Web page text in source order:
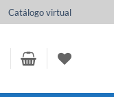
Catálogo virtual